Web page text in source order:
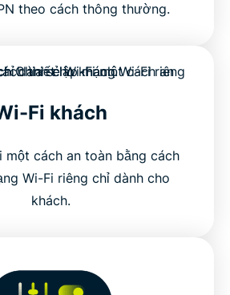
theo cách thông thường.
Fi khách
một cách an toàn bằng cách
Wi-Fi riêng chỉ dành cho
khách.